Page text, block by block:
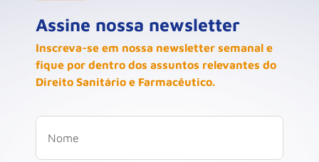
Assine nossa newsletter
Inscreva-se em nossa newsletter semanal e
fique por dentro dos assuntos relevantes do
Direito Sanitário e Farmacêutico.